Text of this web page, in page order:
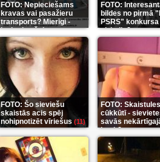
FOTO: Nepieciešams
kravas vai pasažieru
transports? Mierīgi -
ieskaties šeit(35)
FOTO:
bildes no pirmā
PSRS" konkursa
aizkulisēm(12)
FOTO: Šo sieviešu
skaistās acis spēj
nohipnotizēt vīriešus (11)
FOTO: Skaistules
cūkkūtī -
savās
istabās(12)